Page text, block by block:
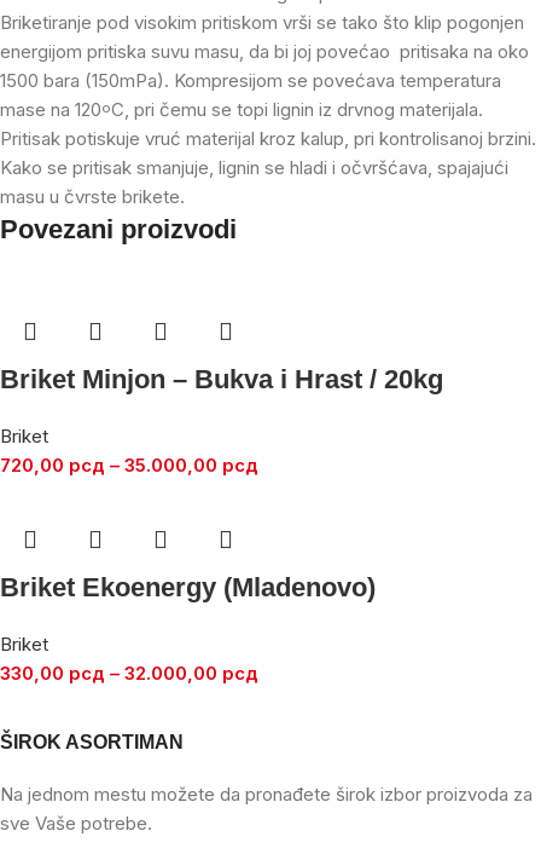
Briketiranje pod visokim pritiskom vrši se tako što klip pogonjen
energijom pritiska suvu masu, da bi joj povećao pritisaka na oko
1500 bara (150mPa). Kompresijom se povećava temperatura
mase na 120oC, pri čemu se topi lignin iz drvnog materijala.
Pritisak potiskuje vruć materijal kroz kalup, pri kontrolisanoj brzini.
Kako se pritisak smanjuje, lignin se hladi i očvršćava, spajajući
masu u čvrste brikete.
Povezani proizvodi
Briket Minjon – Bukva i Hrast / 20kg
Briket
720,00 рсд – 35.000,00 рсд
Briket Ekoenergy (Mladenovo)
Briket
330,00 рсд – 32.000,00 рсд
ŠIROK ASORTIMAN
Na jednom mestu možete da pronađete širok izbor proizvoda za
sve Vaše potrebe.